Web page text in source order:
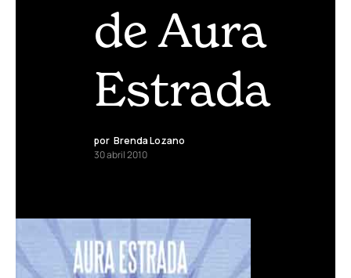
de Aura
Estrada
por Brenda Lozano
30 abril 2010